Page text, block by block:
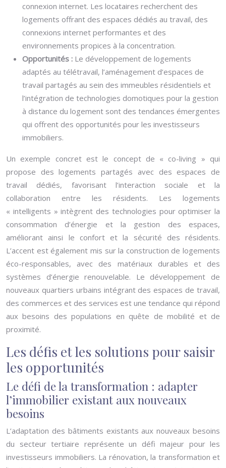
connexion internet. Les locataires recherchent des
logements offrant des espaces dédiés au travail, des
connexions internet performantes et des
environnements propices à la concentration.
Opportunités : Le développement de logements
adaptés au télétravail, l’aménagement d’espaces de
travail partagés au sein des immeubles résidentiels et
l’intégration de technologies domotiques pour la gestion
à distance du logement sont des tendances émergentes
qui offrent des opportunités pour les investisseurs
immobiliers.
Un exemple concret est le concept de « co-living » qui
propose des logements partagés avec des espaces de
travail dédiés, favorisant l’interaction sociale et la
collaboration entre les résidents. Les logements
« intelligents » intègrent des technologies pour optimiser la
consommation d’énergie et la gestion des espaces,
améliorant ainsi le confort et la sécurité des résidents.
L’accent est également mis sur la construction de logements
éco-responsables, avec des matériaux durables et des
systèmes d’énergie renouvelable. Le développement de
nouveaux quartiers urbains intégrant des espaces de travail,
des commerces et des services est une tendance qui répond
aux besoins des populations en quête de mobilité et de
proximité.
Les défis et les solutions pour saisir
les opportunités
Le défi de la transformation : adapter
l’immobilier existant aux nouveaux
besoins
L’adaptation des bâtiments existants aux nouveaux besoins
du secteur tertiaire représente un défi majeur pour les
investisseurs immobiliers. La rénovation, la transformation et